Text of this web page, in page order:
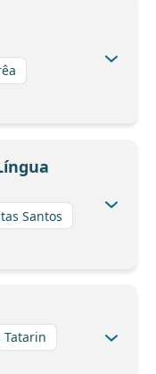
Santos
Tatarin